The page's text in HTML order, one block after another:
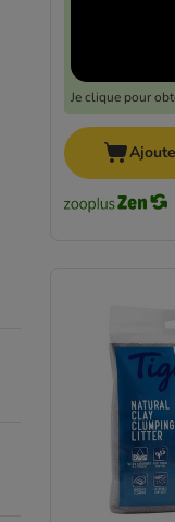
Je clique pour